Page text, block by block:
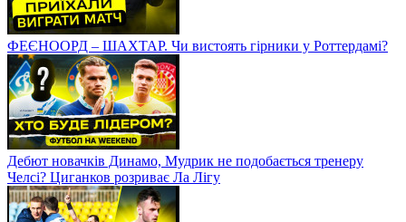
ФЕЄНООРД – ШАХТАР. Чи вистоять гірники у Роттердамі?
Дебют новачків Динамо, Мудрик не подобається тренеру
Челсі? Циганков розриває Ла Лігу